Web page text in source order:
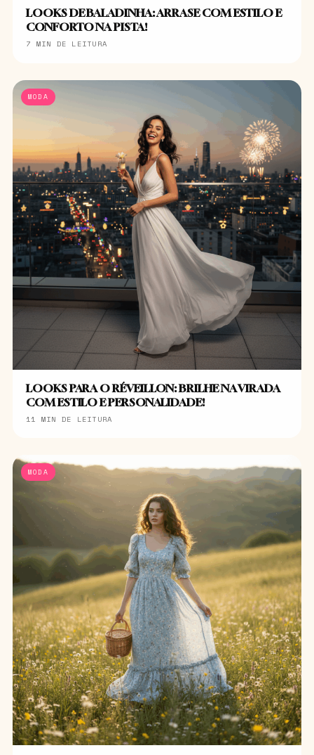
LOOKS DE BALADINHA: ARRASE COM ESTILO E
CONFORTO NA PISTA!
7 MIN DE LEITURA
MODA
LOOKS PARA O RÉVEILLON: BRILHE NA VIRADA
COM ESTILO E PERSONALIDADE!
11 MIN DE LEITURA
MODA